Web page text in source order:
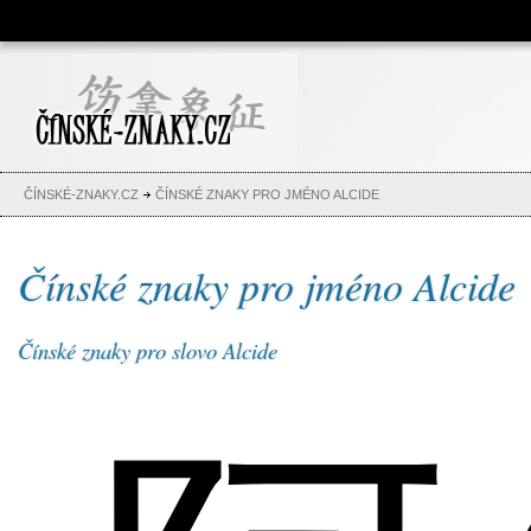
Čínské znaky, česko-čínský
slovník, abeceda, jména,
tetování
ČÍNSKÉ-ZNAKY.CZ ČÍNSKÉ ZNAKY PRO JMÉNO ALCIDE
Čínské znaky pro jméno Alcide
Čínské znaky pro slovo Alcide